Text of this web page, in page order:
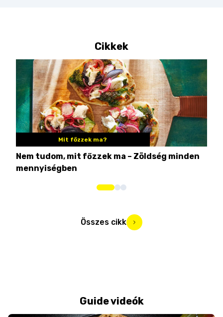
Cikkek
Mit főzzek ma?
Nem tudom, mit főzzek ma – Zöldség minden
mennyiségben
Összes cikk
Guide videók